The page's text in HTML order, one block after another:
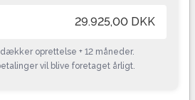
29.925,00 DKK
oprettelse + 12 måneder.
vil blive foretaget årligt.